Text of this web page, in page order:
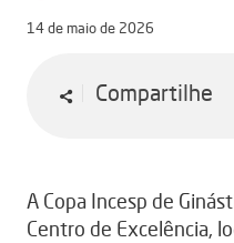
14 de maio de 2026
Compartilhe
A Copa Incesp de
Centro de Excelência,